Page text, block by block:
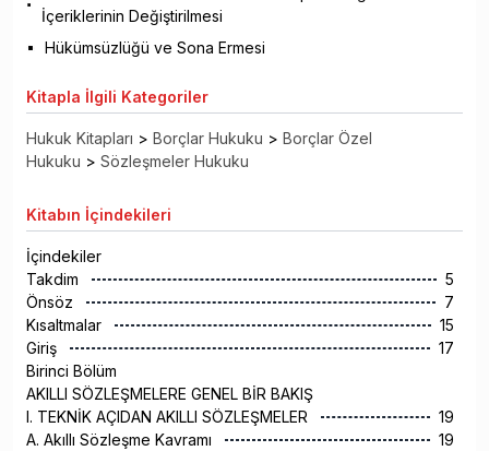
İçeriklerinin Değiştirilmesi
Hükümsüzlüğü ve Sona Ermesi
Kitapla İlgili Kategoriler
Hukuk Kitapları > Borçlar Hukuku > Borçlar Özel
Hukuku > Sözleşmeler Hukuku
Kitabın İçindekileri
İçindekiler
Takdim
5
Önsöz
7
Kısaltmalar
15
Giriş
17
Birinci Bölüm
AKILLI SÖZLEŞMELERE GENEL BİR BAKIŞ
I. TEKNİK AÇIDAN AKILLI SÖZLEŞMELER
19
A. Akıllı Sözleşme Kavramı
19